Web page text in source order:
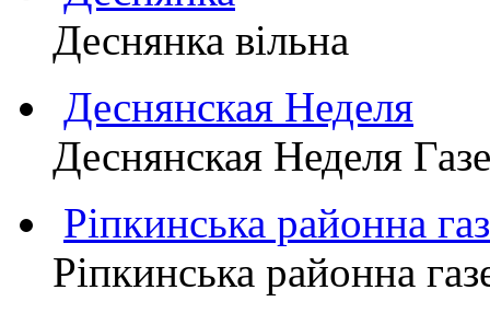
Деснянка вільна
Деснянская Неделя
Деснянская Неделя
Ріпкинська районна
Ріпкинська районна